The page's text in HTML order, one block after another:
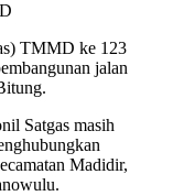
TMMD ke 123
jalan
Satgas masih
Madidir,